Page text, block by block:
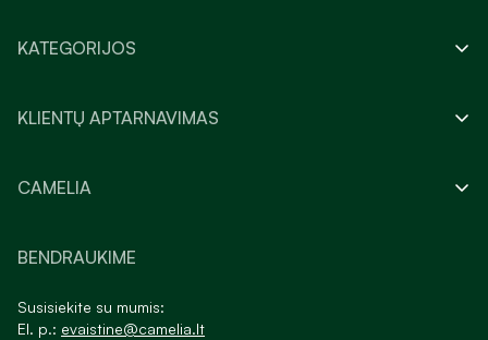
KATEGORIJOS
KLIENTŲ APTARNAVIMAS
CAMELIA
BENDRAUKIME
Susisiekite su mumis:
El. p.: evaistine@camelia.lt